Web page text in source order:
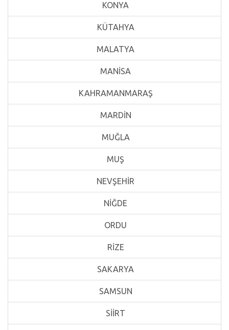
KONYA
KÜTAHYA
MALATYA
MANİSA
KAHRAMANMARAŞ
MARDİN
MUĞLA
MUŞ
NEVŞEHİR
NİĞDE
ORDU
RİZE
SAKARYA
SAMSUN
SİİRT